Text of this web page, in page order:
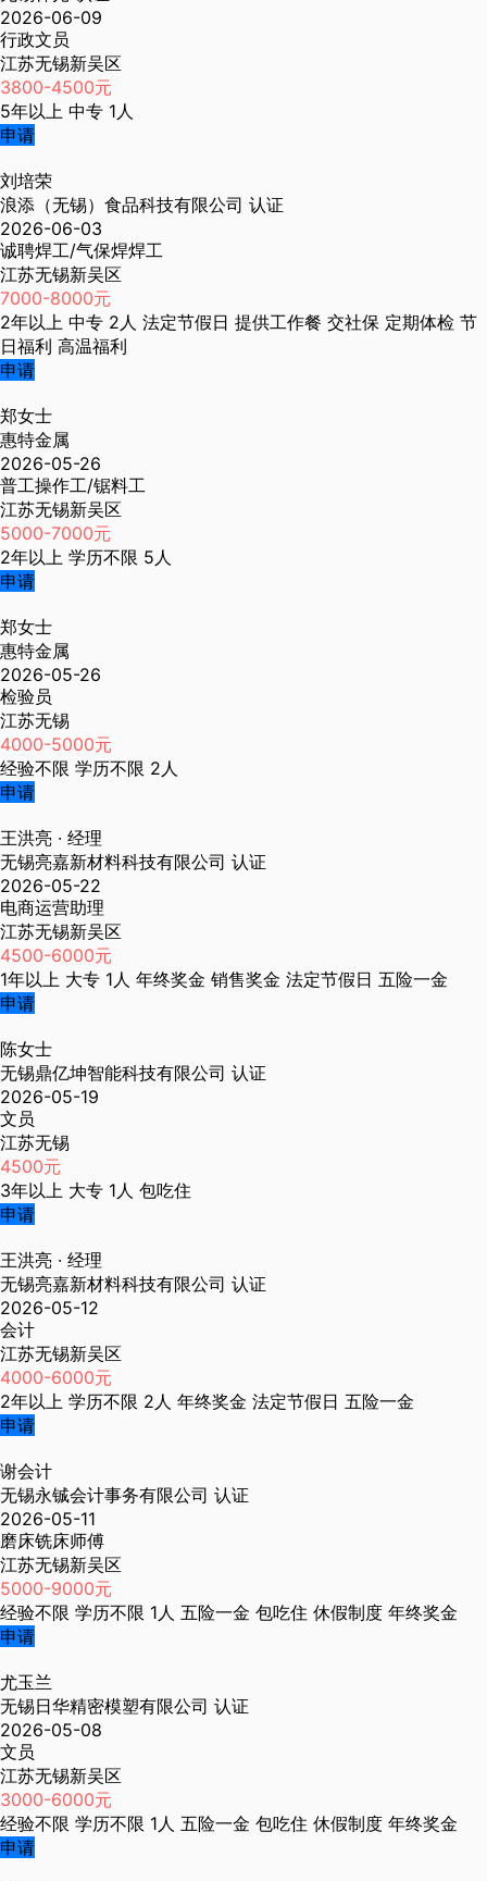
2026-06-09
行政文员
江苏无锡新吴区
3800-4500元
5年以上 中专 1人
申请
刘培荣
浪添（无锡）食品科技有限公司 认证
2026-06-03
诚聘焊工/气保焊焊工
江苏无锡新吴区
7000-8000元
2年以上 中专 2人 法定节假日 提供工作餐 交社保 定期体检 节
日福利 高温福利
申请
郑女士
惠特金属
2026-05-26
普工操作工/锯料工
江苏无锡新吴区
5000-7000元
2年以上 学历不限 5人
申请
郑女士
惠特金属
2026-05-26
检验员
江苏无锡
4000-5000元
经验不限 学历不限 2人
申请
王洪亮 · 经理
无锡亮嘉新材料科技有限公司 认证
2026-05-22
电商运营助理
江苏无锡新吴区
4500-6000元
1年以上 大专 1人 年终奖金 销售奖金 法定节假日 五险一金
申请
陈女士
无锡鼎亿坤智能科技有限公司 认证
2026-05-19
文员
江苏无锡
4500元
3年以上 大专 1人 包吃住
申请
王洪亮 · 经理
无锡亮嘉新材料科技有限公司 认证
2026-05-12
会计
江苏无锡新吴区
4000-6000元
2年以上 学历不限 2人 年终奖金 法定节假日 五险一金
申请
谢会计
无锡永铖会计事务有限公司 认证
2026-05-11
磨床铣床师傅
江苏无锡新吴区
5000-9000元
经验不限 学历不限 1人 五险一金 包吃住 休假制度 年终奖金
申请
尤玉兰
无锡日华精密模塑有限公司 认证
2026-05-08
文员
江苏无锡新吴区
3000-6000元
经验不限 学历不限 1人 五险一金 包吃住 休假制度 年终奖金
申请